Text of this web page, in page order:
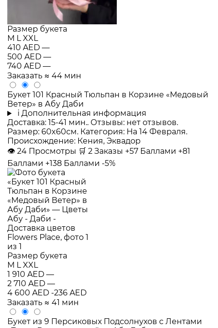
Размер букета
M LXXL
410 AED —
500 AED —
740 AED —
Заказать ≈ 44 мин
Букет 101 Красный Тюльпан в Корзине «Медовый
Ветер» в Абу Даби
i Дополнительная информация
Доставка: 15-41 мин.. Отзывы: нет отзывов.
Размер: 60x60см. Категория: На 14 Февраля.
Происхождение: Кения, Эквадор
👁 24 Просмотры 🛒 2 Заказы +57 Баллами +81
Баллами +138 Баллами -5%
Размер букета
M LXXL
1 910 AED —
2 710 AED —
4 600 AED -236 AED
Заказать ≈ 41 мин
Букет из 9 Персиковых Подсолнухов с Лентами